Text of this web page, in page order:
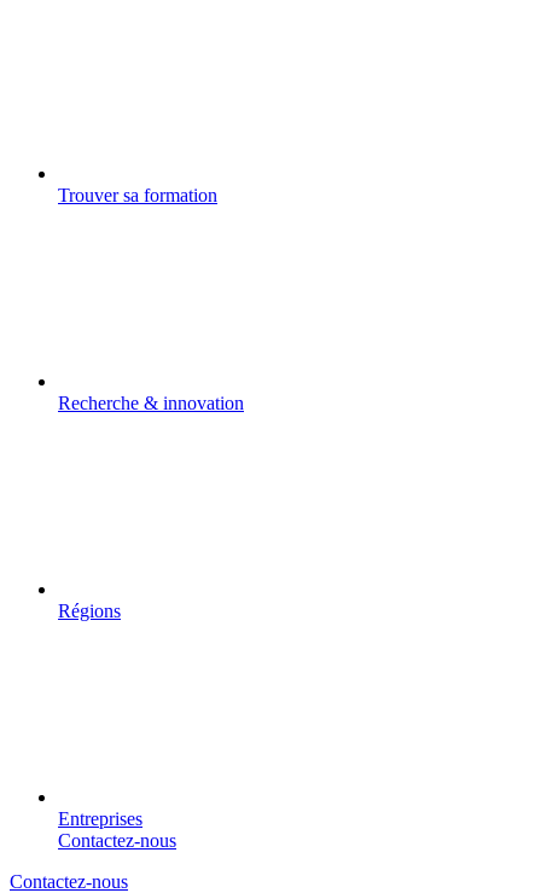
Trouver sa formation
Recherche & innovation
Régions
Entreprises
Contactez-nous
Contactez-nous